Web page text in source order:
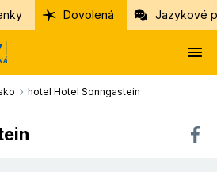
Dovolená Jazykové
hotel Hotel Sonngastein